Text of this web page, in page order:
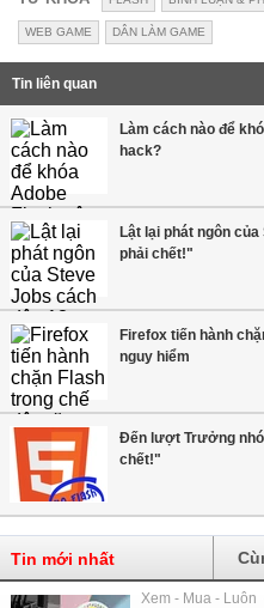
WEB GAME DÂN LÀM GAME
Tin liên quan
Làm cách nào để
hack?
Lật lại phát ngôn
phải chết!"
Firefox tiến hành
nguy hiểm
Đến lượt Trưởng
chết!"
Tin mới nhất
Xem - Mua -